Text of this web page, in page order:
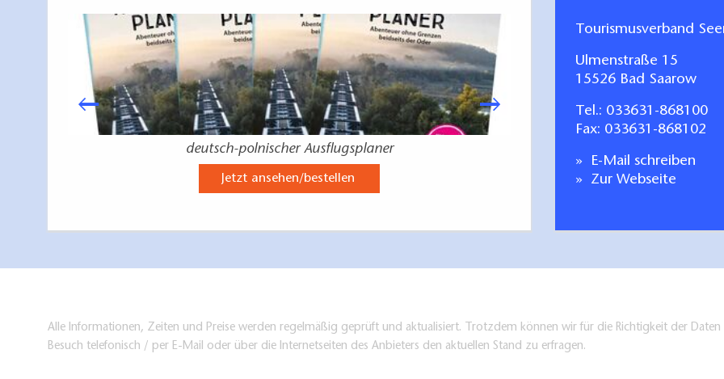
deutsch-polnischer Ausflugsplaner
Jetzt ansehen/bestellen Jetzt
Tourismusverband
Ulmenstraße 15
15526 Bad Saarow
Tel.: 033631-868100
Fax: 033631-868102
E-Mail schreiben
Zur Webseite
Alle Informationen, Zeiten und Preise werden regelmäßig geprüft und aktualisiert. Trotzdem können wir für die Richtigkeit der
Besuch telefonisch / per E-Mail oder über die Internetseiten des Anbieters den aktuellen Stand zu erfragen.